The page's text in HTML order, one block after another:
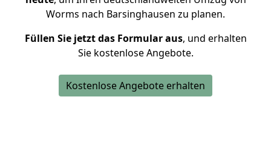
Worms nach Barsinghausen zu planen.
Füllen Sie jetzt das Formular aus, und erhalten
Sie kostenlose Angebote.
Kostenlose Angebote erhalten